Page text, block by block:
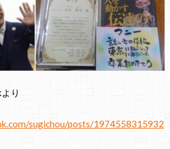
り
sugichou/posts/1974558315932